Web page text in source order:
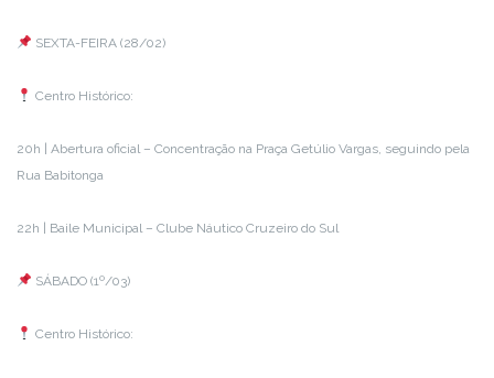
SEXTA-FEIRA (28/02)
Centro Histórico:
20h | Abertura oficial – Concentração na Praça Getúlio Vargas, seguindo pela
Rua Babitonga
22h | Baile Municipal – Clube Náutico Cruzeiro do Sul
SÁBADO (1º/03)
Centro Histórico: